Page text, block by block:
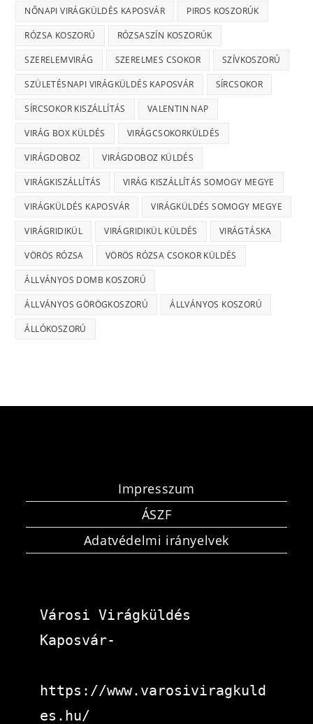
NŐNAPI VIRÁGKÜLDÉS KAPOSVÁR PIROS KOSZORÚK
RÓZSA KOSZORÚ RÓZSASZÍN KOSZORÚK
SZERELEMVIRÁG SZERELMES CSOKOR SZÍVKOSZORÚ
SZÜLETÉSNAPI VIRÁGKÜLDÉS KAPOSVÁR SÍRCSOKOR
SÍRCSOKOR KISZÁLLÍTÁS VALENTIN NAP
VIRÁG BOX KÜLDÉS VIRÁGCSOKORKÜLDÉS
VIRÁGDOBOZ VIRÁGDOBOZ KÜLDÉS
VIRÁGKISZÁLLÍTÁS VIRÁG KISZÁLLÍTÁS SOMOGY MEGYE
VIRÁGKÜLDÉS KAPOSVÁR VIRÁGKÜLDÉS SOMOGY MEGYE
VIRÁGRIDIKÜL VIRÁGRIDIKÜL KÜLDÉS VIRÁGTÁSKA
VÖRÖS RÓZSA VÖRÖS RÓZSA CSOKOR KÜLDÉS
ÁLLVÁNYOS DOMB KOSZORÚ
ÁLLVÁNYOS GÖRÖGKOSZORÚ ÁLLVÁNYOS KOSZORÚ
ÁLLÓKOSZORÚ
Impresszum
ÁSZF
Adatvédelmi irányelvek
Városi Virágküldés
Kaposvár-
https://www.varosiviragkuld
es.hu/